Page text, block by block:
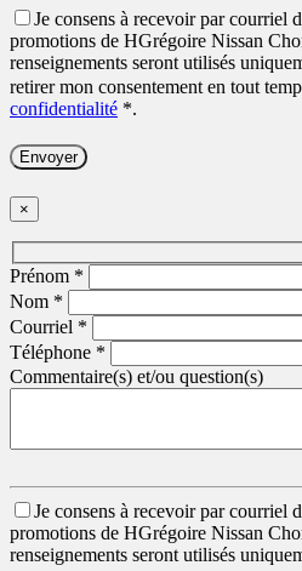
Je consens à recevoir par courriel
promotions de HGrégoire Nissan
renseignements seront utilisés
retirer mon consentement en tout
confidentialité *.
×
Prénom *
Nom *
Courriel *
Téléphone *
Commentaire(s) et/ou question(s)
Je consens à recevoir par courriel
promotions de HGrégoire Nissan
renseignements seront utilisés